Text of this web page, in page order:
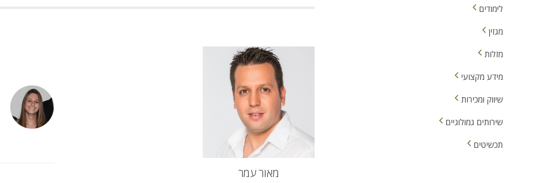
מאור עמר
לימודים
מגזין
מזלות
מידע מקצועי
שיווק ומכירות
שירותים גמולוגיים
תכשיטים